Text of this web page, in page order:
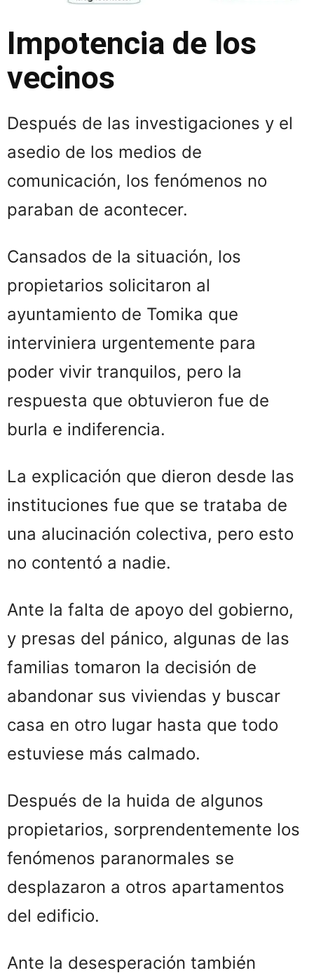
Impotencia de los
vecinos
Después de las investigaciones y el
asedio de los medios de
comunicación, los fenómenos no
paraban de acontecer.
Cansados de la situación, los
propietarios solicitaron al
ayuntamiento de Tomika que
interviniera urgentemente para
poder vivir tranquilos, pero la
respuesta que obtuvieron fue de
burla e indiferencia.
La explicación que dieron desde las
instituciones fue que se trataba de
una alucinación colectiva, pero esto
no contentó a nadie.
Ante la falta de apoyo del gobierno,
y presas del pánico, algunas de las
familias tomaron la decisión de
abandonar sus viviendas y buscar
casa en otro lugar hasta que todo
estuviese más calmado.
Después de la huida de algunos
propietarios, sorprendentemente los
fenómenos paranormales se
desplazaron a otros apartamentos
del edificio.
Ante la desesperación también